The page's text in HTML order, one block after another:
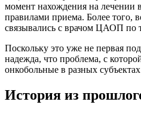
момент нахождения на
правилами приема. Более того,
связывались с врачом ЦАОП по
Поскольку это уже не первая
надежда, что проблема, с
онкобольные в разных
История из